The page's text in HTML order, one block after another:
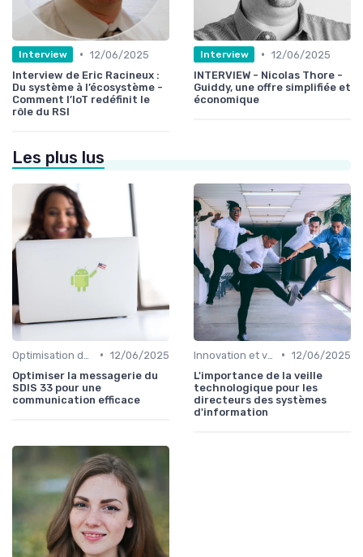
Interview • 12/06/2025
Interview de Eric Racineux :
Du système à l’écosystème -
Comment l’IoT redéfinit le
rôle du RSI
Interview • 12/06/2025
INTERVIEW - Nicolas Thore -
Guiddy, une offre simplifiée et
économique
Les plus lus
• 12/06/2025
Optimiser la messagerie du
SDIS 33 pour une
communication efficace
• 12/06/2025
L'importance de la veille
technologique pour les
directeurs des systèmes
d'information